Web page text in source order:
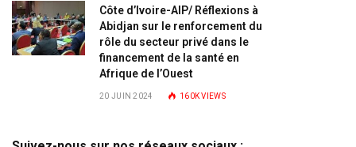
Côte d’Ivoire-AIP/ Réflexions à
Abidjan sur le renforcement du
rôle du secteur privé dans le
financement de la santé en
Afrique de l’Ouest
20 JUIN 2024 160KVIEWS